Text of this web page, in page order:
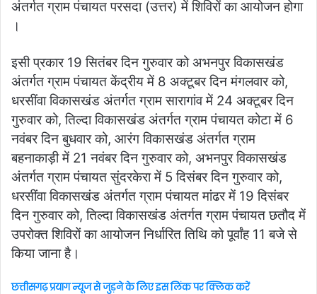
अंतर्गत ग्राम पंचायत परसदा (उत्तर) में शिविरों का आयोजन होगा
।
इसी प्रकार 19 सितंबर दिन गुरुवार को अभनपुर विकासखंड
अंतर्गत ग्राम पंचायत केंद्रीय में 8 अक्टूबर दिन मंगलवार को,
धरसींवा विकासखंड अंतर्गत ग्राम सारागांव में 24 अक्टूबर दिन
गुरुवार को, तिल्दा विकासखंड अंतर्गत ग्राम पंचायत कोटा में 6
नवंबर दिन बुधवार को, आरंग विकासखंड अंतर्गत ग्राम
बहनाकाड़ी में 21 नवंबर दिन गुरुवार को, अभनपुर विकासखंड
अंतर्गत ग्राम पंचायत सुंदरकेरा में 5 दिसंबर दिन गुरुवार को,
धरसींवा विकासखंड अंतर्गत ग्राम पंचायत मांढर में 19 दिसंबर
दिन गुरुवार को, तिल्दा विकासखंड अंतर्गत ग्राम पंचायत छतौद में
उपरोक्त शिविरों का आयोजन निर्धारित तिथि को पूर्वांह 11 बजे से
किया जाना है।
छत्तीसगढ़ प्रयाग न्यूज से जुड़ने के लिए इस लिंक पर क्लिक करें